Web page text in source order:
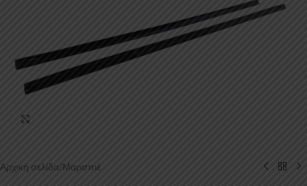
Αρχική σελίδα/Μαρσπιέ